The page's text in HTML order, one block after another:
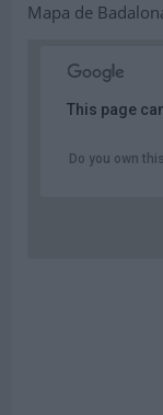
Mapa de
This page
Do you own